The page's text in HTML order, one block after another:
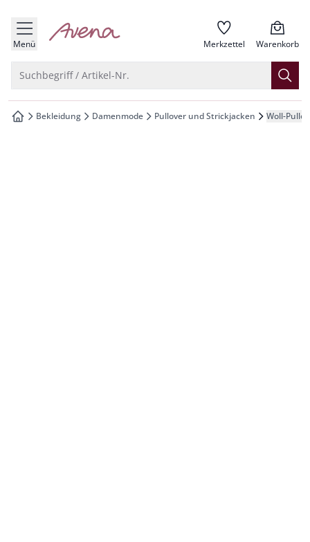
springen
springen
springen
springen
Menü zur Startseite Merkzettel Warenkorb
Suchbegriff / Artikel-Nr.
zur Startseite
Bekleidung Damenmode Pullover und Strickjacken Woll-